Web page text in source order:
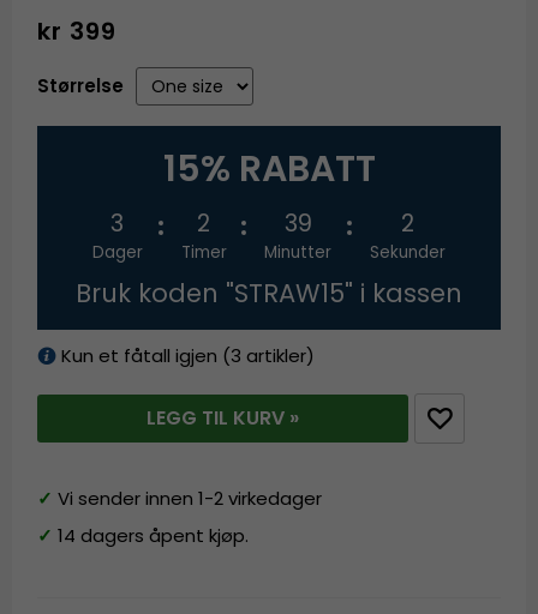
kr 399
Størrelse
15% RABATT
3
Dager
2
Timer
39
Minutter
2
Sekunder
Bruk koden "STRAW15" i kassen
Kun et fåtall igjen (3 artikler)
LEGG TIL KURV »
✓ Vi sender innen 1-2 virkedager
✓ 14 dagers åpent kjøp.